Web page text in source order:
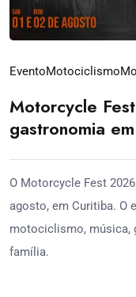
EventoMotociclismo
Motorcycle
gastronomia
O Motorcycle Fest
agosto, em Curitiba. O
motociclismo, música,
família.